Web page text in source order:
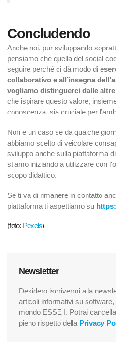
Concludendo
Anche noi, pur sviluppando
pensiamo che quella del social
seguire perché ci dà modo di
collaborativo e all’insegna
vogliamo distinguerci dalle
che ispirare questo valore,
conoscenza, sia cruciale per
Non è un caso se da qualche
abbiamo scelto di veicolare
sviluppo anche sulla piattaforma
stiamo iniziando a utilizzare con
scopo didattico.
Se ti va di rimanere in contatto
piattaforma ti aspettiamo su
(foto: Pexels)
Newsletter
Desidero iscrivermi alla
articoli informativi su
mondo ESSE I. Potrai
pieno rispetto della Privacy